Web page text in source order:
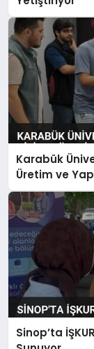
Karabük
Üretim ve
Sinop’ta